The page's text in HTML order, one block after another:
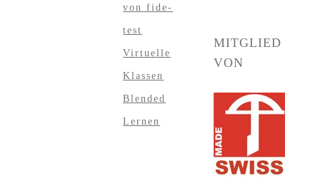
von fide-
test
Virtuelle
Klassen
Blended
Lernen
MITGLIED
VON